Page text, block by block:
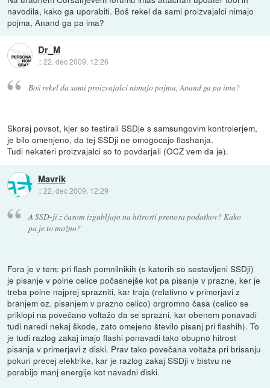
navodila, kako ga uporabiti. Boš rekel da sami proizvajalci nimajo
pojma, Anand ga pa ima?
Dr_M
::22. dec 2009, 12:26
Boš rekel da sami proizvajalci nimajo pojma, Anand ga pa ima?
Skoraj povsot, kjer so testirali SSDje s samsungovim kontrolerjem,
je bilo omenjeno, da tej SSDji ne omogocajo flashanja.
Tudi nekateri proizvajalci so to povdarjali (OCZ vem da je).
Mavrik
::22. dec 2009, 12:29
A SSD-ji z časom izgubljajo na hitrosti prenosa podatkov? Kako
pa je to možno?
Fora je v tem: pri flash pomnilnikih (s katerih so sestavljeni SSDji)
je pisanje v polne celice počasnejše kot pa pisanje v prazne, ker je
treba polne najprej sprazniti, kar traja (relativno v primerjavi z
branjem oz. pisanjem v prazno celico) orgromno časa (celico se
priklopi na povečano voltažo da se sprazni, kar obenem ponavadi
tudi naredi nekaj škode, zato omejeno število pisanj pri flashih). To
je tudi razlog zakaj imajo flashi ponavadi tako obupno hitrost
pisanja v primerjavi z diski. Prav tako povečana voltaža pri brisanju
pokuri precej elektrike, kar je razlog zakaj SSDji v bistvu ne
porabijo manj energije kot navadni diski.